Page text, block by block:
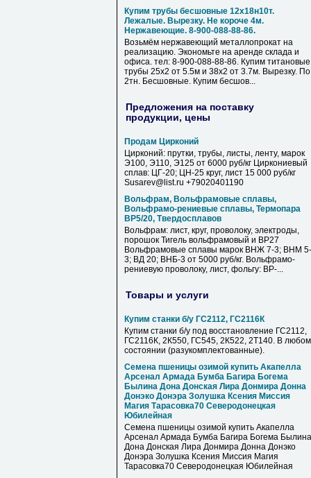
Купим трубы бесшовные 12х18н10т.
Лежалые. Вырезку. Не короче 4м.
Нержавеющие. 8-900-088-88-86.
Возьмём нержавеющий металлопрокат на
реализацию. Экономьте на аренде склада и
офиса. тел: 8-900-088-88-86. Купим титановые
трубы 25х2 от 5.5м и 38х2 от 3.7м. Вырезку. По
2тн. Бесшовные. Купим бесшов...
Предложения на поставку
продукции, цены
Продам Цирконий
Цирконий: прутки, трубы, листы, ленту, марок
Э100, Э110, Э125 от 6000 руб/кг Циркониевый
сплав: ЦГ-20; ЦН-25 круг, лист 15 000 руб/кг
Susarev@list.ru +79020401190
Вольфрам, Вольфрамовые сплавы,
Вольфрамо-рениевые сплавы, Термопара
ВР5/20, Твердосплавов
Вольфрам: лист, круг, проволоку, электроды,
порошок Тигель вольфрамовый и ВР27
Вольфрамовые сплавы марок ВНЖ 7-3; ВНМ 5-
3; ВД 20; ВНБ-3 от 5000 руб/кг. Вольфрамо-
рениевую проволоку, лист, фольгу: ВР-...
Товары и услуги
Купим станки б/у ГС2112, ГС2116К
Купим станки б/у под восстановление ГС2112,
ГС2116К, 2К550, ГС545, 2К522, 2Т140. В любом
состоянии (разукомплектованные).
Семена пшеницы озимой купить Акапелла
Арсенал Армада Бумба Багира Богема
Былина Дона Донская Лира Донмира Донна
Донэко Донэра Золушка Ксения Миссия
Магия Тарасовка70 Северодонецкая
Юбилейная
Семена пшеницы озимой купить Акапелла
Арсенал Армада Бумба Багира Богема Былина
Дона Донская Лира Донмира Донна Донэко
Донэра Золушка Ксения Миссия Магия
Тарасовка70 Северодонецкая Юбилейная